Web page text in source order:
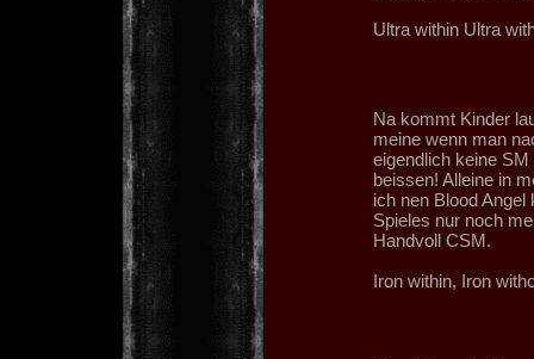
Ultra within Ultra
Na kommt Kinder
meine wenn man
eigendlich keine
beissen! Alleine in
ich nen Blood
Spieles nur noch
Handvoll CSM.
Iron within, Iron